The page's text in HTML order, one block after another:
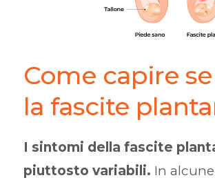
Come capire
la fascite
I sintomi della fascite
piuttosto variabili. In